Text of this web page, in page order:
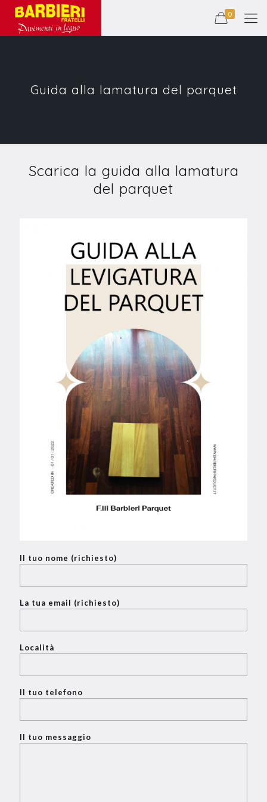
0
Guida alla lamatura del parquet
Scarica la guida alla lamatura
del parquet
Il tuo nome (richiesto)
La tua email (richiesto)
Località
Il tuo telefono
Il tuo messaggio